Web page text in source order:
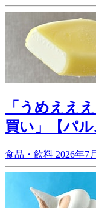
「うめええ
買い」【パ
食品・飲料 2026年7